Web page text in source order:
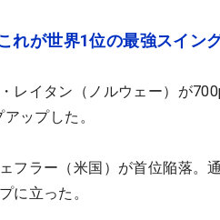
れが世界1位の最強スイン
レイタン（ノルウェー）が
ップした。
フラー（米国）が首位陥落。
に立った。